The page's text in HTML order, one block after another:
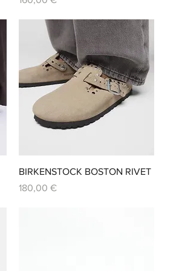
Aperçu rapide
BIRKENSTOCK BOSTON RIVET
Prix
180,00 €